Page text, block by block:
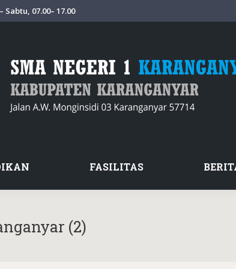
Sabtu, 07.00– 17.00
FASILITAS
(2)